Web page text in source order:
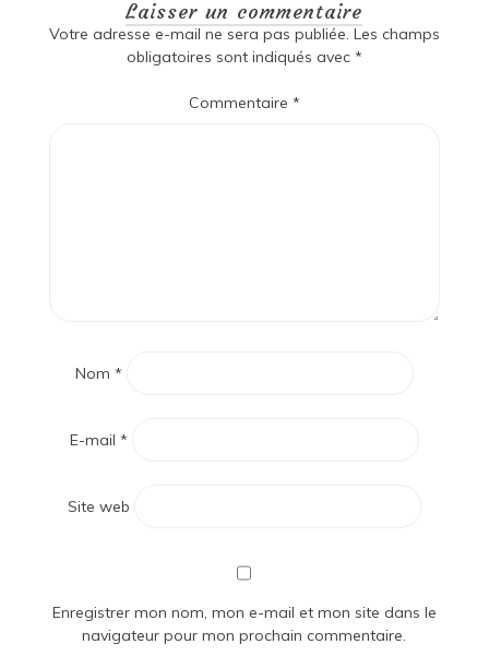
Laisser un commentaire
Votre adresse e-mail ne sera pas publiée. Les champs
obligatoires sont indiqués avec *
Commentaire *
Nom *
E-mail *
Site web
Enregistrer mon nom, mon e-mail et mon site dans le
navigateur pour mon prochain commentaire.